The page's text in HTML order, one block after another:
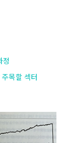
정
목할 섹터